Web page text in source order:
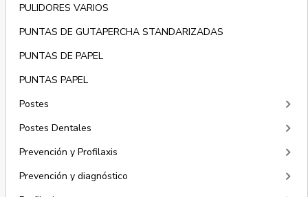
PULIDORES VARIOS
PUNTAS DE GUTAPERCHA STANDARIZADAS
PUNTAS DE PAPEL
PUNTAS PAPEL
Postes
keyboard_arrow_right
Postes Dentales keyboard_arrow_right
Prevención y Profilaxis keyboard_arrow_right
Prevención y diagnóstico keyboard_arrow_right